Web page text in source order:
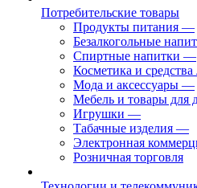
Потребительские товары
Продукты питания —
Безалкогольные
Спиртные напитки —
Косметика и
Мода и аксессуары —
Мебель и товары для
Игрушки —
Табачные изделия —
Электронная
Розничная торговля